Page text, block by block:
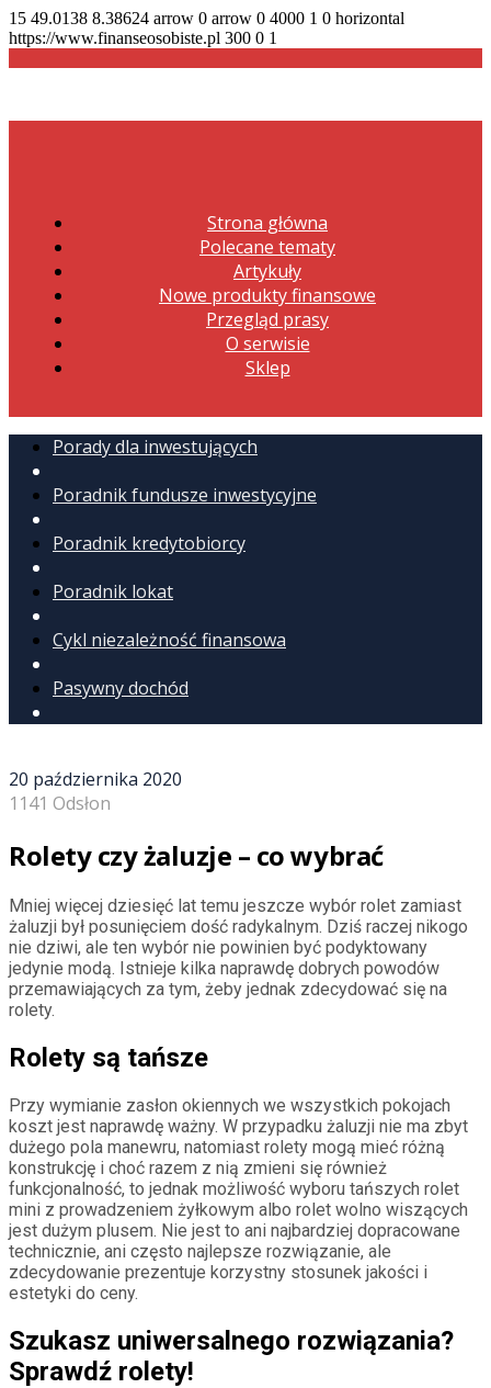
15 49.0138 8.38624 arrow 0 arrow 0 4000 1 0 horizontal
https://www.finanseosobiste.pl 300 0 1
Strona główna
Polecane tematy
Artykuły
Nowe produkty finansowe
Przegląd prasy
O serwisie
Sklep
Porady dla inwestujących
Poradnik fundusze inwestycyjne
Poradnik kredytobiorcy
Poradnik lokat
Cykl niezależność finansowa
Pasywny dochód
20 października 2020
1141 Odsłon
Rolety czy żaluzje – co wybrać
Mniej więcej dziesięć lat temu jeszcze wybór rolet zamiast
żaluzji był posunięciem dość radykalnym. Dziś raczej nikogo
nie dziwi, ale ten wybór nie powinien być podyktowany
jedynie modą. Istnieje kilka naprawdę dobrych powodów
przemawiających za tym, żeby jednak zdecydować się na
rolety.
Rolety są tańsze
Przy wymianie zasłon okiennych we wszystkich pokojach
koszt jest naprawdę ważny. W przypadku żaluzji nie ma zbyt
dużego pola manewru, natomiast rolety mogą mieć różną
konstrukcję i choć razem z nią zmieni się również
funkcjonalność, to jednak możliwość wyboru tańszych rolet
mini z prowadzeniem żyłkowym albo rolet wolno wiszących
jest dużym plusem. Nie jest to ani najbardziej dopracowane
technicznie, ani często najlepsze rozwiązanie, ale
zdecydowanie prezentuje korzystny stosunek jakości i
estetyki do ceny.
Szukasz uniwersalnego rozwiązania?
Sprawdź rolety!